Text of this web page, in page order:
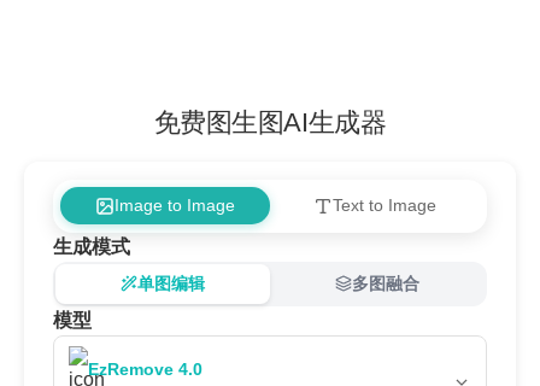
免费图生图AI生成器
Image to Image Text to Image
生成模式
单图编辑 多图融合
模型
EzRemove 4.0